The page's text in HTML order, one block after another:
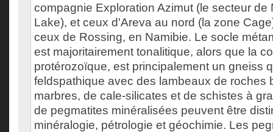
compagnie Exploration Azimut (le secteur de
Lake), et ceux d'Areva au nord (la zone
ceux de Rossing, en Namibie. Le socle
est majoritairement tonalitique, alors que la
protérozoïque, est principalement un gneiss
feldspathique avec des lambeaux de roches
marbres, de cale-silicates et de schistes à
de pegmatites minéralisées peuvent être
minéralogie, pétrologie et géochimie. Les